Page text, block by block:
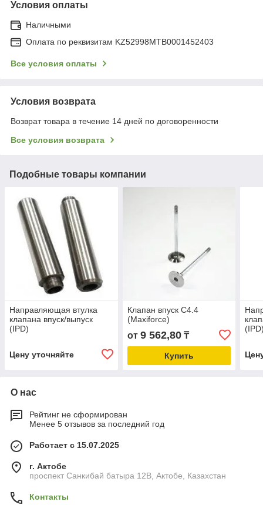
Условия оплаты
Наличными
Оплата по реквизитам KZ52998MTB0001452403
Все условия оплаты
Условия возврата
Возврат товара в течение 14 дней по договоренности
Все условия возврата
Подобные товары компании
Направляющая втулка
клапана впуск/выпуск
(IPD)
Цену уточняйте
Клапан впуск C4.4
(Maxiforce)
от 9 562,80₸
Купить
О нас
Рейтинг не сформирован
Менее 5 отзывов за последний год
Работает с 15.07.2025
г. Актобе
проспект Санкибай батыра 12В, Актобе, Казахстан
Контакты